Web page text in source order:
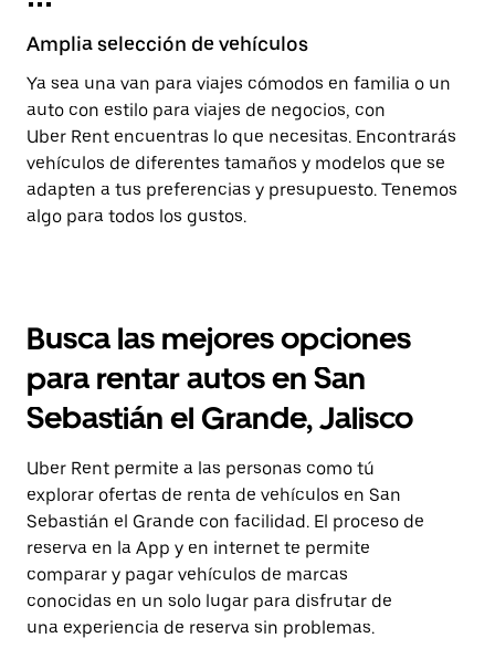
Amplia selección de vehículos
Ya sea una van para viajes cómodos en familia o un
auto con estilo para viajes de negocios, con
Uber Rent encuentras lo que necesitas. Encontrarás
vehículos de diferentes tamaños y modelos que se
adapten a tus preferencias y presupuesto. Tenemos
algo para todos los gustos.
Busca las mejores opciones
para rentar autos en San
Sebastián el Grande, Jalisco
Uber Rent permite a las personas como tú
explorar ofertas de renta de vehículos en San
Sebastián el Grande con facilidad. El proceso de
reserva en la App y en internet te permite
comparar y pagar vehículos de marcas
conocidas en un solo lugar para disfrutar de
una experiencia de reserva sin problemas.